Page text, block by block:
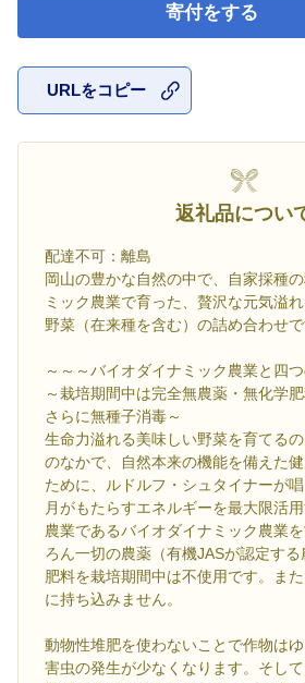
寄付をする
URLをコピー
返礼品につい
配達不可：離島
岡山の豊かな自然の中で、自家採種
ミック農業で育った、贅沢な元気溢
野菜（在来種を含む）の詰め合わせで
～～～バイオダイナミック農業と四
～栽培期間中は完全無農薬・無化学
さらに無種子消毒～
生命力溢れる美味しい野菜を育てる
のなかで、自然本来の機能を備えた
ために、ルドルフ・シュタイナーが唱
月がもたらすエネルギーを最大限活
農業であるバイオダイナミック農業
ろん一切の農薬（有機JASが認定す
肥料を栽培期間中は不使用です。ま
に持ち込みません。
動物性堆肥を使わないことで作物は
害虫の発生が少なくなります。そして